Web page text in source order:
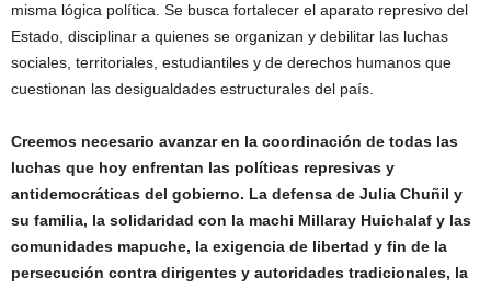
misma lógica política. Se busca fortalecer el aparato represivo del
Estado, disciplinar a quienes se organizan y debilitar las luchas
sociales, territoriales, estudiantiles y de derechos humanos que
cuestionan las desigualdades estructurales del país.
Creemos necesario avanzar en la coordinación de todas las
luchas que hoy enfrentan las políticas represivas y
antidemocráticas del gobierno. La defensa de Julia Chuñil y
su familia, la solidaridad con la machi Millaray Huichalaf y las
comunidades mapuche, la exigencia de libertad y fin de la
persecución contra dirigentes y autoridades tradicionales, la